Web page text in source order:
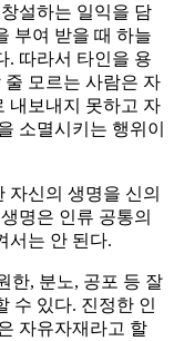
설하는 일익을 담
부여 받을 때 하늘
. 따라서 타인을 용
모르는 사람은 자
내보내지 못하고 자
소멸시키는 행위이
자신의 생명을 신의
명은 인류 공통의
서는 안 된다.
한, 분노, 공포 등 잘
수 있다. 진정한 인
자유자재라고 할